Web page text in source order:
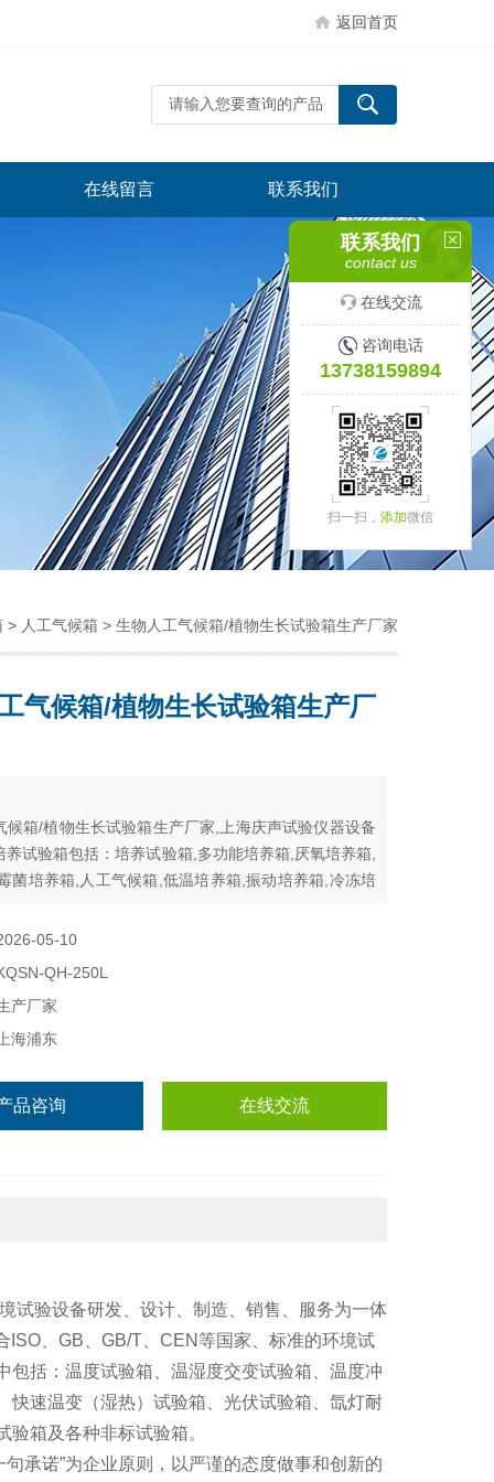
返回首页
在线留言 联系我们
> 人工气候箱 > 生物人工气候箱/植物生长试验箱生产厂家
气候箱/植物生长试验箱生产厂
候箱/植物生长试验箱生产厂家,上海庆声试验仪器设备
养试验箱包括：培养试验箱,多功能培养箱,厌氧培养箱,
菌培养箱,人工气候箱,低温培养箱,振动培养箱,冷冻培
05-10
QH-250L
产厂家
海浦东
品咨询 在线交流
试验设备研发、设计、制造、销售、服务为一体
、GB、GB/T、CEN等国家、标准的环境试
括：温度试验箱、温湿度交变试验箱、温度冲
快速温变（湿热）试验箱、光伏试验箱、氙灯耐
验箱及各种非标试验箱。
承诺”为企业原则，以严谨的态度做事和创新的
联系我们
contact us
在线交流
咨询电话
13738159894
扫一扫， 添加微信